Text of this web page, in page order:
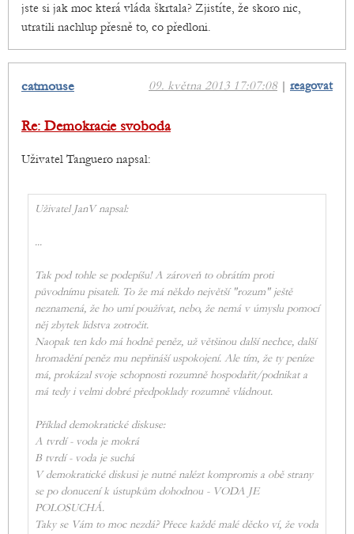
jste si jak moc která vláda škrtala? Zjistíte, že skoro nic,
utratili nachlup přesně to, co předloni.
09. května 2013 17:07:08| reagovat
catmouse
Re: Demokracie svoboda
Uživatel Tanguero napsal:
Uživatel JanV napsal:
...
Tak pod tohle se podepíšu! A zároveň to obrátím proti
původnímu pisateli. To že má někdo největší "rozum" ještě
neznamená, že ho umí používat, nebo, že nemá v úmyslu pomocí
něj zbytek lidstva zotročit.
Naopak ten kdo má hodně peněz, už většinou další nechce, další
hromadění peněz mu nepřináší uspokojení. Ale tím, že ty peníze
má, prokázal svoje schopnosti rozumně hospodařit/podnikat a
má tedy i velmi dobré předpoklady rozumně vládnout.
Příklad demokratické diskuse:
A tvrdí - voda je mokrá
B tvrdí - voda je suchá
V demokratické diskusi je nutné nalézt kompromis a obě strany
se po donucení k ústupkům dohodnou - VODA JE
POLOSUCHÁ.
Taky se Vám to moc nezdá? Přece každé malé děcko ví, že voda